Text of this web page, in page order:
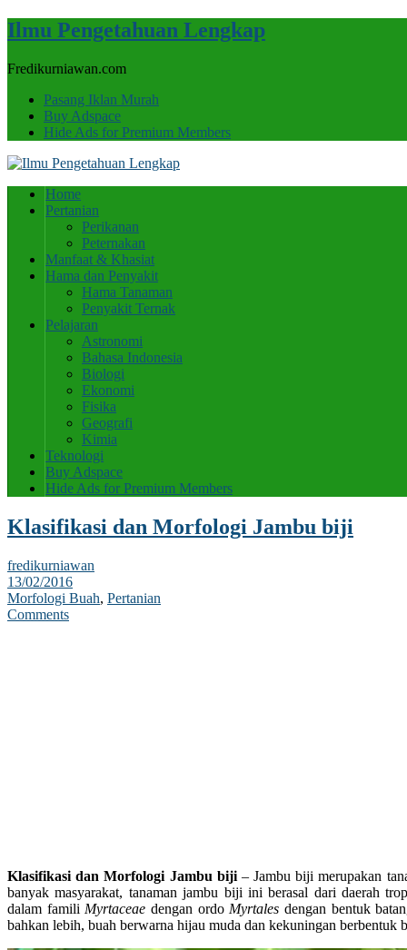
Ilmu Pengetahuan Lengkap
Fredikurniawan.com
Pasang Iklan Murah
Buy Adspace
Hide Ads for Premium Members
Home
Pertanian
Perikanan
Peternakan
Manfaat & Khasiat
Hama dan Penyakit
Hama Tanaman
Penyakit Ternak
Pelajaran
Astronomi
Bahasa Indonesia
Biologi
Ekonomi
Fisika
Geografi
Kimia
Teknologi
Buy Adspace
Hide Ads for Premium Members
Klasifikasi dan Morfologi Jambu biji
fredikurniawan
13/02/2016
Morfologi Buah, Pertanian
Comments
Klasifikasi dan Morfologi Jambu biji– Jambu biji merupakan
banyak masyarakat, tanaman jambu biji ini berasal dari daerah
dalam famili Myrtaceae dengan ordo Myrtales dengan bentuk
bahkan lebih, buah berwarna hijau muda dan kekuningan berbentuk